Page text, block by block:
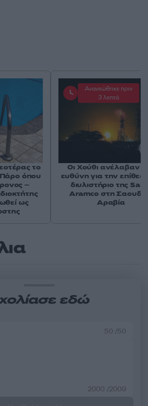
εδώ
50 /50
2000 /2000
το
όπου
–
ως
Ανανεώθηκε πριν
3 λεπτά
Οι Χούθι ανέλαβαν
ευθύνη για την
διυλιστήριο της
Aramco στη
Αραβία